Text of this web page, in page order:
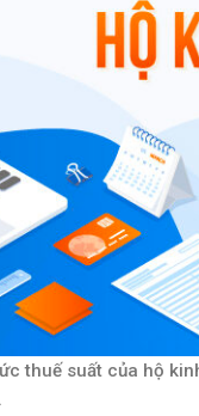
thuế suất của hộ